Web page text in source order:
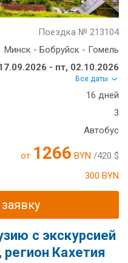
Поездка № 213104
Минск - Бобруйск - Гомель
- пт, 02.10.2026
Все даты
16 дней
3
Автобус
от 1266 BYN /420 $
300 BYN
с экскурсией
регион Кахетия